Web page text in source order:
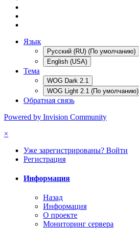
Язык
Русский (RU) (По умолчанию)
English (USA)
Тема
WOG Dark 2.1
WOG Light 2.1 (По умолчанию)
Обратная связь
Powered by Invision Community
×
Уже зарегистрированы? Войти
Регистрация
Информация
Назад
Информация
О проекте
Мониторинг сервера